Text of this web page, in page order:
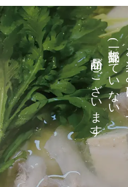
お
(一部販売していない
商品がございます)